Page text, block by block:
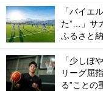
「バイエ
た”…」サ
ふるさと納
「少しぼ
リーグ屈
る”ことの